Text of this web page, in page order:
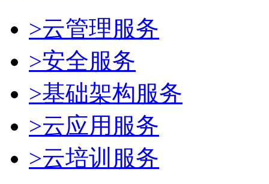
>云管理服务
>安全服务
>基础架构服务
>云应用服务
>云培训服务